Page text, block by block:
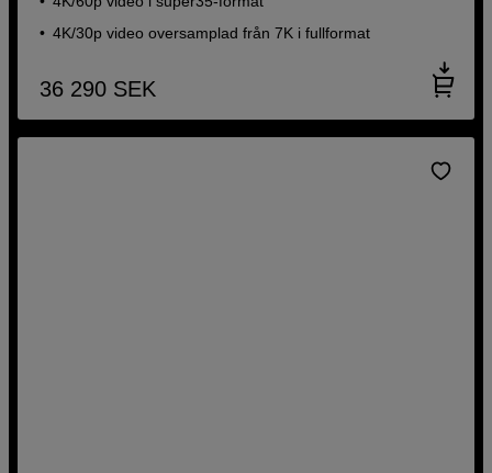
4K/30p video oversamplad från 7K i fullformat
36 290 SEK